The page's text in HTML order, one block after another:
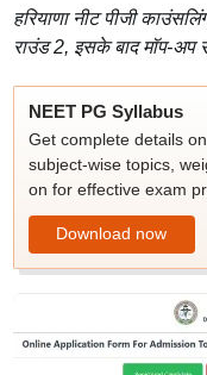
हरियाणा नीट पीजी
राउंड 2, इसके बाद मॉप-अप
NEET PG Syllabus
Get complete details
subject-wise topics,
on for effective exam
Download now